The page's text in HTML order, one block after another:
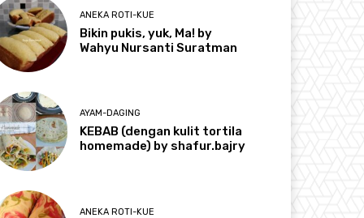
ANEKA ROTI-KUE
Bikin pukis, yuk, Ma! by
Wahyu Nursanti Suratman
AYAM-DAGING
KEBAB (dengan kulit tortila
homemade) by shafur.bajry
ANEKA ROTI-KUE